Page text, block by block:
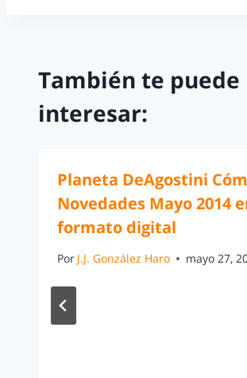
También te puede
interesar:
Planeta DeAgostini
Novedades Mayo 2014
formato digital
Por J.J. González Haro mayo 27,